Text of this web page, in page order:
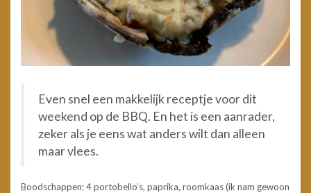
Even snel een makkelijk receptje voor dit
weekend op de BBQ. En het is een aanrader,
zeker als je eens wat anders wilt dan alleen
maar vlees.
Boodschappen: 4 portobello’s, paprika, roomkaas (ik nam gewoon